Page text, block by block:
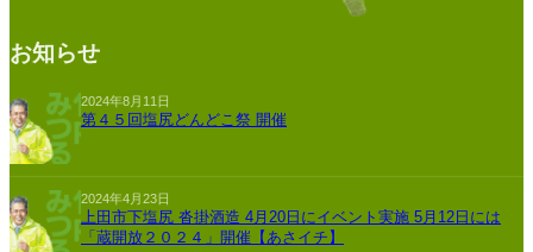
お知らせ
2024年8月11日
第４５回塩尻どんどこ祭 開催
2024年4月23日
上田市下塩尻 沓掛酒造 4月20日にイベント実施 5月12日には
「蔵開放２０２４」開催【あさイチ】